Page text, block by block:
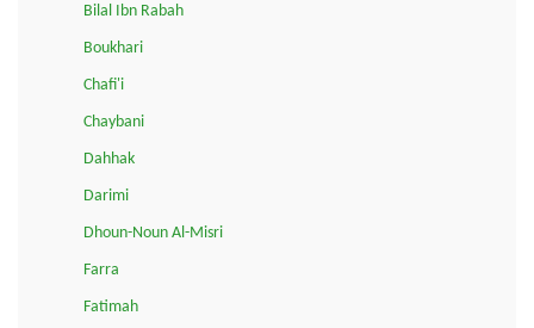
Bilal Ibn Rabah
Boukhari
Chafi'i
Chaybani
Dahhak
Darimi
Dhoun-Noun Al-Misri
Farra
Fatimah